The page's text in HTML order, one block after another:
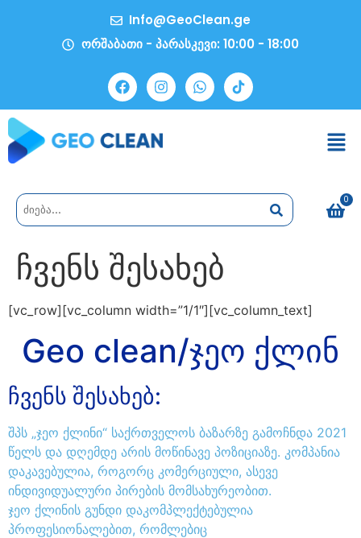
Info@GeoClean.ge
ორშაბათი - პარასკევი: 10:00 - 18:00
0
ჩვენს შესახებ
[vc_row][vc_column width=”1/1″][vc_column_text]
Geo clean/ჯეო ქლინ
ჩვენს შესახებ:
შპს „ჯეო ქლინი“ საქრთველოს ბაზარზე გამოჩნდა 2021
წელს და დღემდე არის მოწინავე პოზიციაზე. კომპანია
დაკავებულია, როგორც კომერციული, ასევე
ინდივიდუალური პირების მომსახურეობით.
ჯეო ქლინის გუნდი დაკომპლექტებულია
პროფესიონალებით, რომლებიც